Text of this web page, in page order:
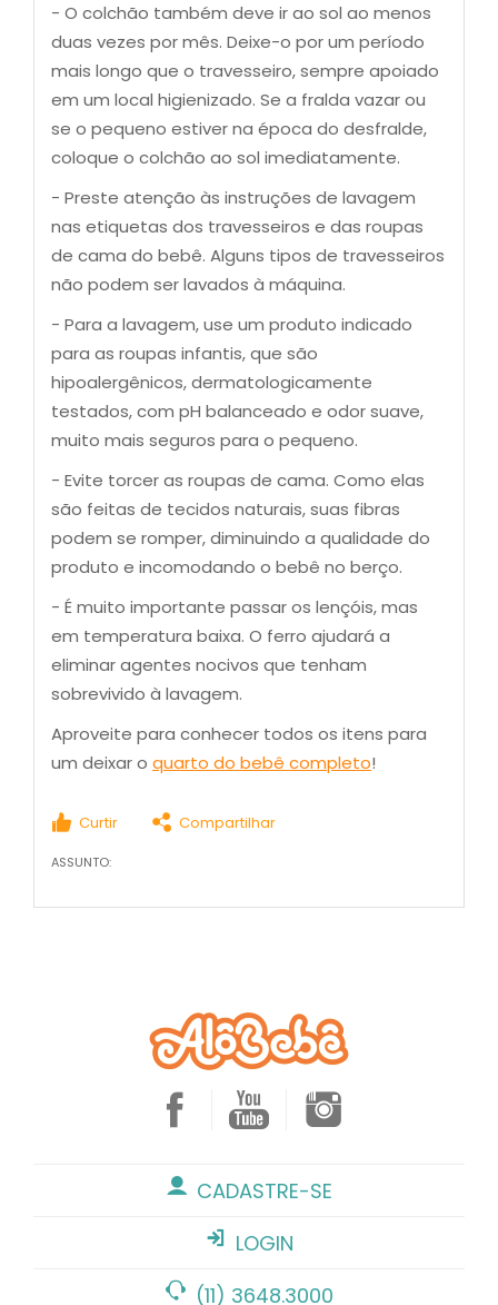
- O colchão também deve ir ao sol ao menos
duas vezes por mês. Deixe-o por um período
mais longo que o travesseiro, sempre apoiado
em um local higienizado. Se a fralda vazar ou
se o pequeno estiver na época do desfralde,
coloque o colchão ao sol imediatamente.
- Preste atenção às instruções de lavagem
nas etiquetas dos travesseiros e das roupas
de cama do bebê. Alguns tipos de travesseiros
não podem ser lavados à máquina.
- Para a lavagem, use um produto indicado
para as roupas infantis, que são
hipoalergênicos, dermatologicamente
testados, com pH balanceado e odor suave,
muito mais seguros para o pequeno.
- Evite torcer as roupas de cama. Como elas
são feitas de tecidos naturais, suas fibras
podem se romper, diminuindo a qualidade do
produto e incomodando o bebê no berço.
- É muito importante passar os lençóis, mas
em temperatura baixa. O ferro ajudará a
eliminar agentes nocivos que tenham
sobrevivido à lavagem.
Aproveite para conhecer todos os itens para
um deixar o quarto do bebê completo!
Curtir Compartilhar
ASSUNTO:
CADASTRE-SE
LOGIN
(11) 3648.3000